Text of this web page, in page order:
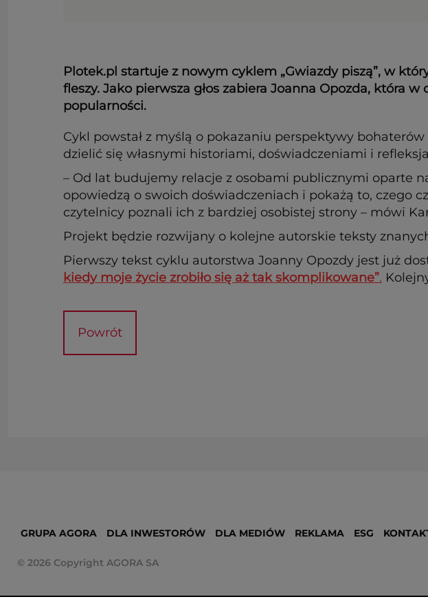
Plotek.pl startuje z nowym cyklem „Gwiazdy piszą”, w
fleszy. Jako pierwsza głos zabiera Joanna Opozda, która
popularności.
Cykl powstał z myślą o pokazaniu perspektywy
dzielić się własnymi historiami, doświadczeniami i
– Od lat budujemy relacje z osobami publicznymi oparte
opowiedzą o swoich doświadczeniach i pokażą to, czego
czytelnicy poznali ich z bardziej osobistej strony – mówi
Projekt będzie rozwijany o kolejne autorskie teksty
Pierwszy tekst cyklu autorstwa Joanny Opozdy jest już
kiedy moje życie zrobiło się aż tak skomplikowane”.
Powrót
GRUPA AGORA DLA INWESTORÓW DLA MEDIÓW REKLAMA ESG
© 2026 Copyright AGORA SA